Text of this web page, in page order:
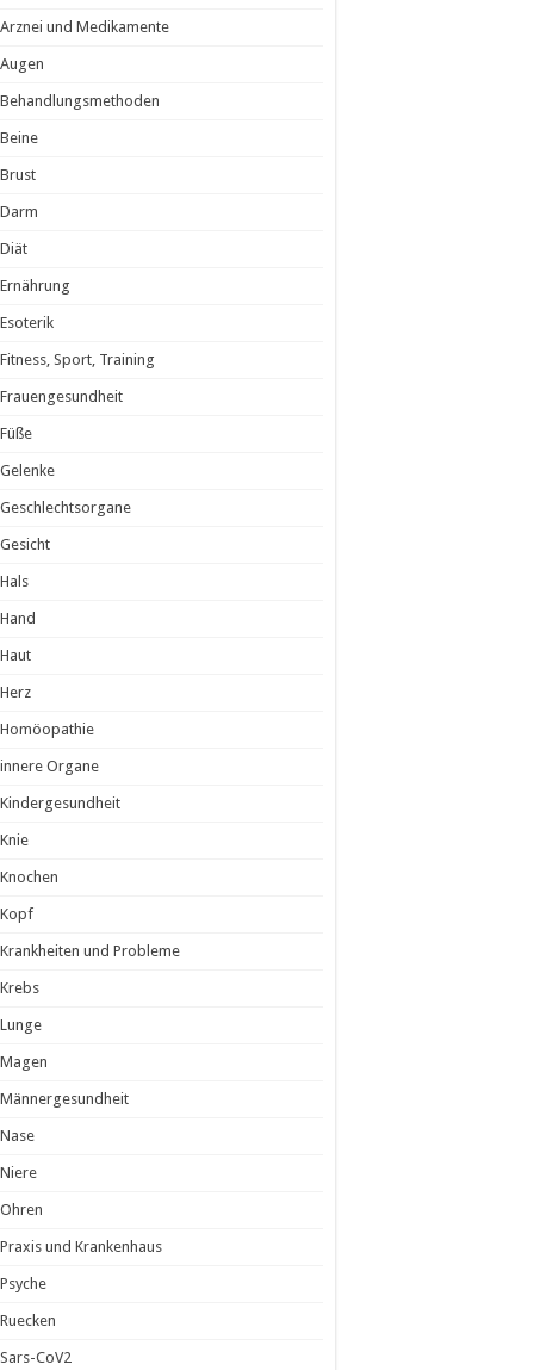
Arznei und Medikamente
Augen
Behandlungsmethoden
Beine
Brust
Darm
Diät
Ernährung
Esoterik
Fitness, Sport, Training
Frauengesundheit
Füße
Gelenke
Geschlechtsorgane
Gesicht
Hals
Hand
Haut
Herz
Homöopathie
innere Organe
Kindergesundheit
Knie
Knochen
Kopf
Krankheiten und Probleme
Krebs
Lunge
Magen
Männergesundheit
Nase
Niere
Ohren
Praxis und Krankenhaus
Psyche
Ruecken
Sars-CoV2